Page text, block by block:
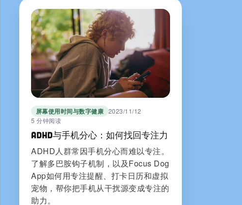
屏幕使用时间与数字健康 2023/11/12
5 分钟阅读
ADHD与手机分心：如何找回专注力
ADHD人群常因手机分心而难以专注。
了解多巴胺钩子机制，以及Focus Dog
App如何用专注提醒、打卡日历和虚拟
宠物，帮你把手机从干扰源变成专注的
助力。